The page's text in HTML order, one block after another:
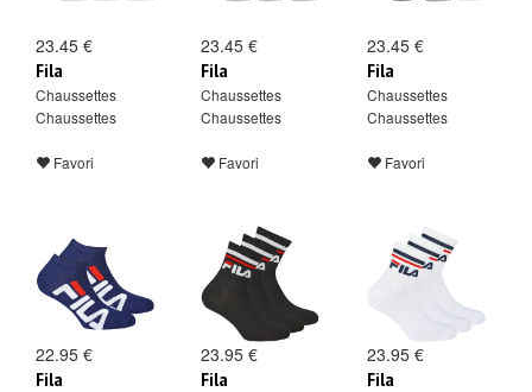
23.45 €
Fila
Chaussettes
Chaussettes
Favori
23.45 €
Fila
Chaussettes
Chaussettes
Favori
23.45 €
Fila
Chaussettes
Chaussettes
Favori
22.95 €
Fila
23.95 €
Fila
23.95 €
Fila